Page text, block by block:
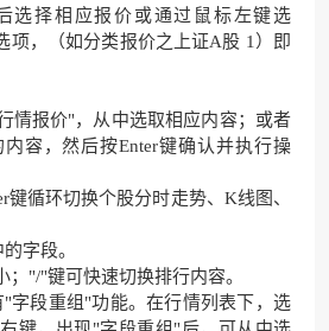
选择相应报价或通过鼠标左键选
项，（如分类报价之上证A股 1）即
情报价"，从中选取相应内容；或者
容，然后按Enter键确认并执行操
键循环切换个股分时走势、K线图、
字段。
"/"键可快速切换排行内容。
字段重组"功能。在行情列表下，选